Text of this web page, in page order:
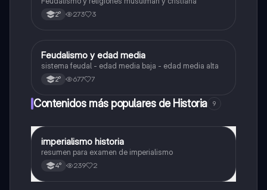
2° 273 3
Historia
Feudalismo y edad media
sistema feudal - edad media baja - edad media alta
2° 677 7
Contenidos más populares de Historia 9
Historia
imperialismo historia
resumen para examen de imperialismo
4° 239 2